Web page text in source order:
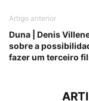
Artigo anterior
Duna | Denis
sobre a
fazer um terceiro